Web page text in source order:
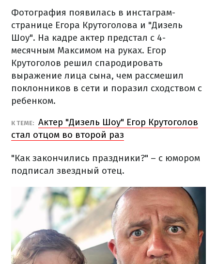
Фотография появилась в инстаграм-
странице Егора Крутоголова и "Дизель
Шоу". На кадре актер предстал с 4-
месячным Максимом на руках. Егор
Крутоголов решил спародировать
выражение лица сына, чем рассмешил
поклонников в сети и поразил сходством с
ребенком.
К ТЕМЕ: Актер "Дизель Шоу" Егор Крутоголов
стал отцом во второй раз
"Как закончились праздники?" – с юмором
подписал звездный отец.